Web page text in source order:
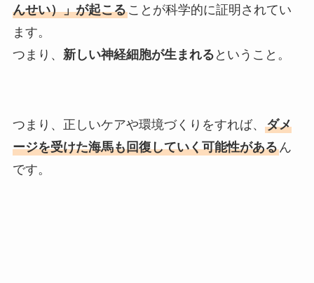
んせい）」が起こることが科学的に証明されてい
ます。
つまり、 新しい神経細胞が生まれる ということ。
つまり、正しいケアや環境づくりをすれば、 ダメ
ージを受けた海馬も回復していく可能性があるん
です。